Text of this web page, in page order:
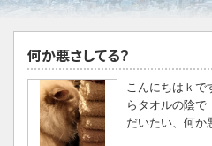
何か悪さしてる？
こんにちはｋ
らタオルの陰で
だいたい、何か